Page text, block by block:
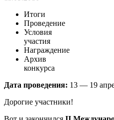
Итоги
Проведение
Условия
участия
Награждение
Архив
конкурса
Дата проведения: 13 — 19
Дорогие участники!